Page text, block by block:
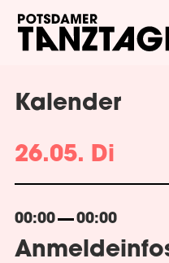
Kalender
26.05. Di
00:00 00:00